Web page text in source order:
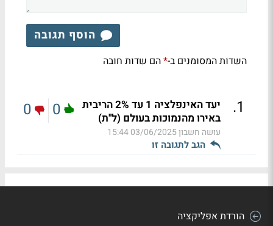
הוסף תגובה
השדות המסומנים ב-*הם שדות חובה
1
.
יעד האינפלציה 1 עד 2% הריבית
באירו מהנמוכות בעולם (ל"ת)
עושה חשבון03/06/2025 15:44
הגב לתגובה זו
0
0
הורדת אפליקציה